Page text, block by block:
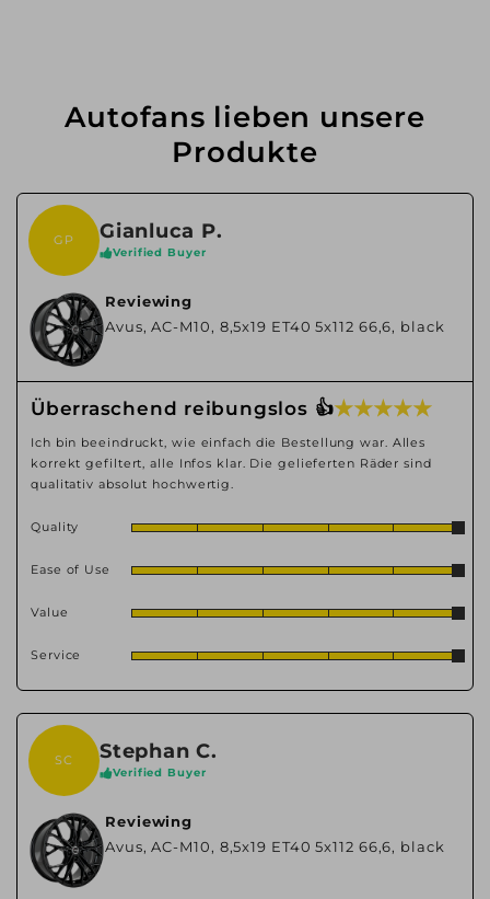
Autofans lieben unsere
Produkte
GP Gianluca P.
Verified Buyer
Reviewing
Avus, AC-M10, 8,5x19 ET40 5x112 66,6, black
Überraschend reibungslos 👍★ ★ ★ ★ ★
Ich bin beeindruckt, wie einfach die Bestellung war. Alles
korrekt gefiltert, alle Infos klar. Die gelieferten Räder sind
qualitativ absolut hochwertig.
Quality
Ease of Use
Value
Service
SC Stephan C.
Verified Buyer
Reviewing
Avus, AC-M10, 8,5x19 ET40 5x112 66,6, black